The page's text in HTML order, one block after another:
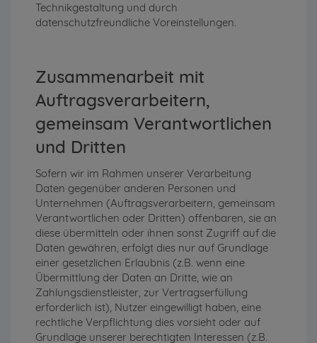
Technikgestaltung und durch
datenschutzfreundliche Voreinstellungen.
Zusammenarbeit mit
Auftragsverarbeitern,
gemeinsam Verantwortlichen
und Dritten
Sofern wir im Rahmen unserer Verarbeitung
Daten gegenüber anderen Personen und
Unternehmen (Auftragsverarbeitern, gemeinsam
Verantwortlichen oder Dritten) offenbaren, sie an
diese übermitteln oder ihnen sonst Zugriff auf die
Daten gewähren, erfolgt dies nur auf Grundlage
einer gesetzlichen Erlaubnis (z.B. wenn eine
Übermittlung der Daten an Dritte, wie an
Zahlungsdienstleister, zur Vertragserfüllung
erforderlich ist), Nutzer eingewilligt haben, eine
rechtliche Verpflichtung dies vorsieht oder auf
Grundlage unserer berechtigten Interessen (z.B.